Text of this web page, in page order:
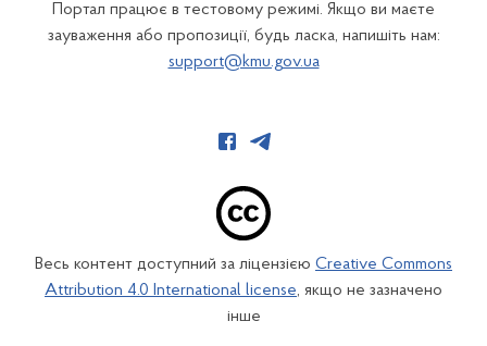
Портал працює в тестовому режимі. Якщо ви маєте
зауваження або пропозиції, будь ласка, напишіть нам:
support@kmu.gov.ua
Весь контент доступний за ліцензією Creative Commons
Attribution 4.0 International license, якщо не зазначено
інше